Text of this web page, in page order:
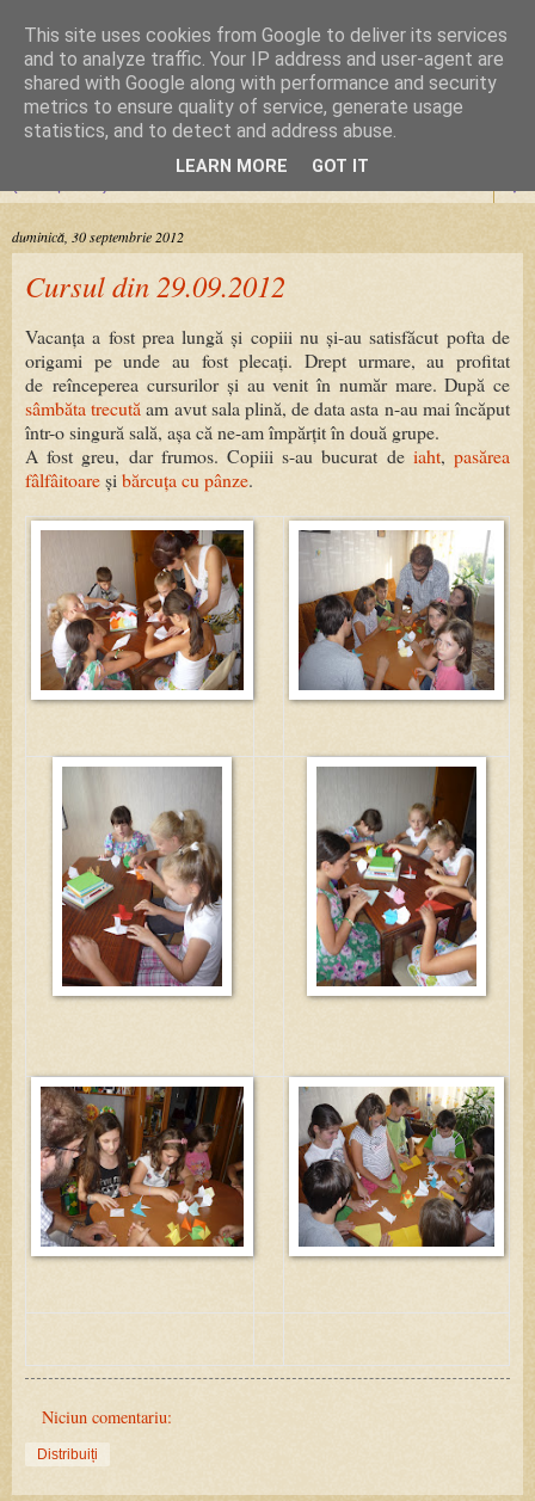
Cursuri Origami
Dragoste de la prima pliere
▼
duminică, 30 septembrie 2012
Cursul din 29.09.2012
Vacanța a fost prea lungă și copiii nu și-au satisfăcut pofta de
origami pe unde au fost plecați. Drept urmare, au profitat
de reînceperea cursurilor și au venit în număr mare. După ce
sâmbăta trecută am avut sala plină, de data asta n-au mai încăput
într-o singură sală, așa că ne-am împărțit în două grupe.
A fost greu, dar frumos. Copiii s-au bucurat de iaht,pasărea
fâlfâitoareși bărcuța cu pânze.
Niciun comentariu:
Distribuiți
This site uses cookies from Google to deliver its services
and to analyze traffic. Your IP address and user-agent are
shared with Google along with performance and security
metrics to ensure quality of service, generate usage
statistics, and to detect and address abuse.
LEARN MORE GOT IT